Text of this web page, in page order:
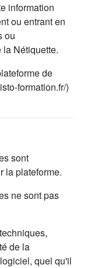
information
ou entrant en
ou
Nétiquette.
de
formation.fr/)
sont
la plateforme.
ne sont pas
de la
quel qu'il